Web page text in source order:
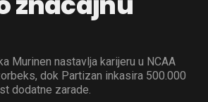
Murinen nastavlja karijeru u NCAA
dok Partizan inkasira 500.000
dodatne zarade.